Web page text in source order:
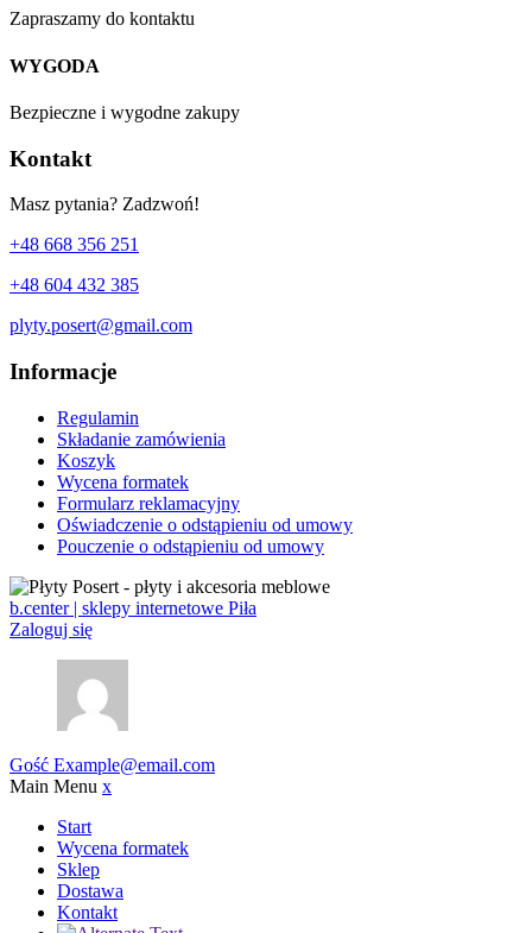
Zapraszamy do kontaktu
WYGODA
Bezpieczne i wygodne zakupy
Kontakt
Masz pytania? Zadzwoń!
+48 668 356 251
+48 604 432 385
plyty.posert@gmail.com
Informacje
Regulamin
Składanie zamówienia
Koszyk
Wycena formatek
Formularz reklamacyjny
Oświadczenie o odstąpieniu od umowy
Pouczenie o odstąpieniu od umowy
b.center | sklepy internetowe Piła
Zaloguj się
Gość Example@email.com
Main Menu x
Start
Wycena formatek
Sklep
Dostawa
Kontakt